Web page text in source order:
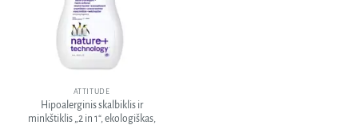
ATTITUDE
Hipoalerginis skalbiklis ir
minkštiklis „2 in 1“, ekologiškas,